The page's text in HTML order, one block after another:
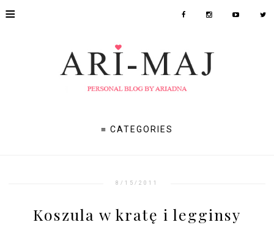
≡
≡ CATEGORIES
8/15/2011
Koszula w kratę i legginsy